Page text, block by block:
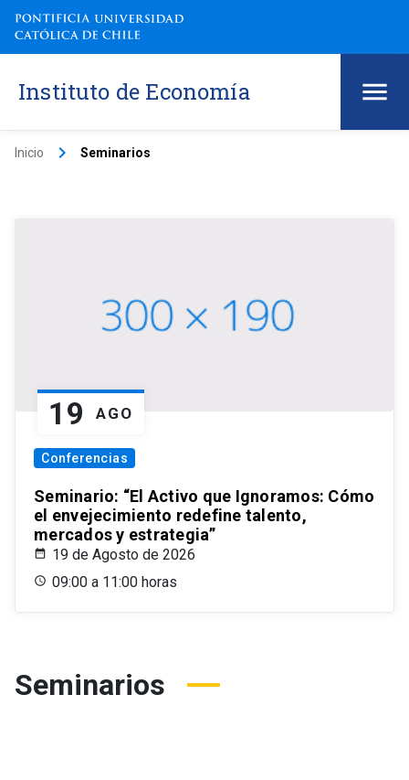
Instituto de Economía
Inicio keyboard_arrow_right Seminarios
19 AGO
Conferencias
Seminario: “El Activo que Ignoramos: Cómo
el envejecimiento redefine talento,
mercados y estrategia”
19 de Agosto de 2026
09:00 a 11:00 horas
Seminarios